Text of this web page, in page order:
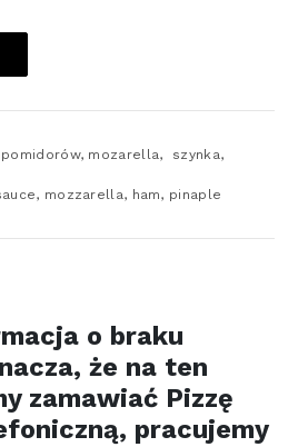
mozarella, szynka,
mozzarella, ham, pinaple
o braku
że na ten
zamawiać Pizzę
pracujemy